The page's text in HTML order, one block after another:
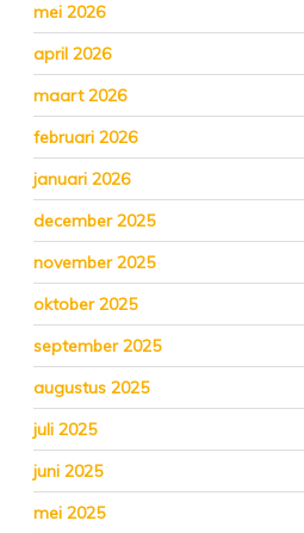
mei 2026
april 2026
maart 2026
februari 2026
januari 2026
december 2025
november 2025
oktober 2025
september 2025
augustus 2025
juli 2025
juni 2025
mei 2025